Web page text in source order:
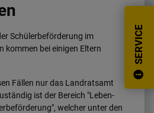
SERVICE
Schülerbeförderung im
kommen bei einigen Eltern
Fällen nur das Landratsamt
ist der Bereich "Leben-
welcher unter den